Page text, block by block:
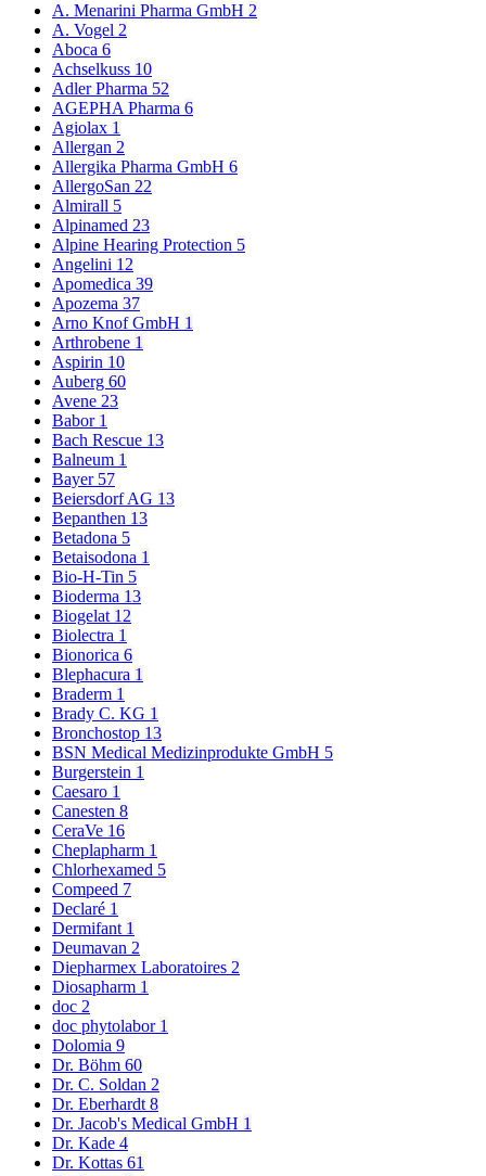
A. Menarini Pharma GmbH 2
A. Vogel 2
Aboca 6
Achselkuss 10
Adler Pharma 52
AGEPHA Pharma 6
Agiolax 1
Allergan 2
Allergika Pharma GmbH 6
AllergoSan 22
Almirall 5
Alpinamed 23
Alpine Hearing Protection 5
Angelini 12
Apomedica 39
Apozema 37
Arno Knof GmbH 1
Arthrobene 1
Aspirin 10
Auberg 60
Avene 23
Babor 1
Bach Rescue 13
Balneum 1
Bayer 57
Beiersdorf AG 13
Bepanthen 13
Betadona 5
Betaisodona 1
Bio-H-Tin 5
Bioderma 13
Biogelat 12
Biolectra 1
Bionorica 6
Blephacura 1
Braderm 1
Brady C. KG 1
Bronchostop 13
BSN Medical Medizinprodukte GmbH 5
Burgerstein 1
Caesaro 1
Canesten 8
CeraVe 16
Cheplapharm 1
Chlorhexamed 5
Compeed 7
Declaré 1
Dermifant 1
Deumavan 2
Diepharmex Laboratoires 2
Diosapharm 1
doc 2
doc phytolabor 1
Dolomia 9
Dr. Böhm 60
Dr. C. Soldan 2
Dr. Eberhardt 8
Dr. Jacob's Medical GmbH 1
Dr. Kade 4
Dr. Kottas 61